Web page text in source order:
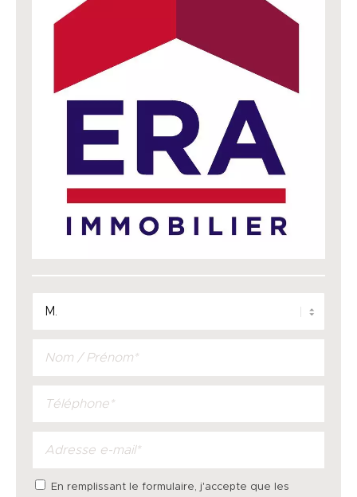
En remplissant le formulaire, j'accepte que les